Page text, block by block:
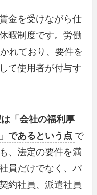
金を受けながら仕
暇制度です。労働
れており、要件を
て使用者が付与す
「会社の福利厚
であるという点 で
、法定の要件を満
員だけでなく、パ
約社員、派遣社員